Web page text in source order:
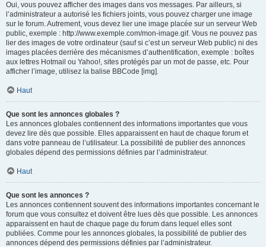
Oui, vous pouvez afficher des images dans vos messages. Par ailleurs, si
l’administrateur a autorisé les fichiers joints, vous pouvez charger une image
sur le forum. Autrement, vous devez lier une image placée sur un serveur Web
public, exemple : http://www.exemple.com/mon-image.gif. Vous ne pouvez pas
lier des images de votre ordinateur (sauf si c’est un serveur Web public) ni des
images placées derrière des mécanismes d’authentification, exemple : boîtes
aux lettres Hotmail ou Yahoo!, sites protégés par un mot de passe, etc. Pour
afficher l’image, utilisez la balise BBCode [img].
Haut
Que sont les annonces globales ?
Les annonces globales contiennent des informations importantes que vous
devez lire dès que possible. Elles apparaissent en haut de chaque forum et
dans votre panneau de l’utilisateur. La possibilité de publier des annonces
globales dépend des permissions définies par l’administrateur.
Haut
Que sont les annonces ?
Les annonces contiennent souvent des informations importantes concernant le
forum que vous consultez et doivent être lues dès que possible. Les annonces
apparaissent en haut de chaque page du forum dans lequel elles sont
publiées. Comme pour les annonces globales, la possibilité de publier des
annonces dépend des permissions définies par l’administrateur.